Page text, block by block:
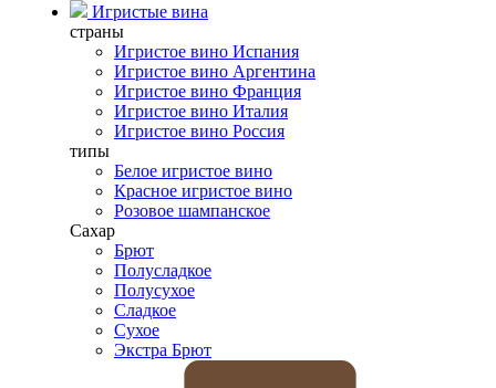
Игристые вина
страны
Игристое вино Испания
Игристое вино Аргентина
Игристое вино Франция
Игристое вино Италия
Игристое вино Россия
типы
Белое игристое вино
Красное игристое вино
Розовое шампанское
Сахар
Брют
Полусладкое
Полусухое
Сладкое
Сухое
Экстра Брют